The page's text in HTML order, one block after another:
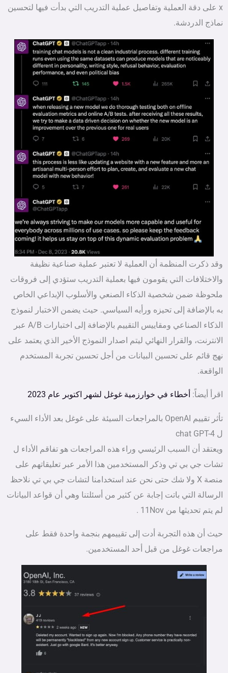
x على دقة العملية وتفاصيل عملية التدريب التي بدأت فيها لتحسين
نماذج الدردشة.
وقد ذكرت المنظمة أن العملية لا تعتبر عملية صناعية نظيفة
والاختلافات التي يقومون فيها بعملية التدريب ستؤدي إلى فروقات
ملحوظة ضمن شخصية الذكاء الصنعي والأسلوب الإبداعي الخاص
به بالإضافة إلى تحيزه ورأيه السياسي. حيث يضمن الاختبار لنموذج
الذكاء الصناعي ومقاييس التقييم بالإضافة إلى اختبارات A/B عبر
الانترنت، والقرار النهائي ليتم اصدار النموذج الأخير الذي يعتمد على
نهج قائم على تحسين البيانات من أجل تحسين تجربة المستخدم
الواقعة.
اقرأ أيضاً: أخطاء في خوارزمية غوغل لشهر اكتوبر عام 2023
تأثر تقييم OpenAI بالمراجعات السيئة على غوغل بعد الأداء السيء
ل chat GPT-4
ويعتقد أن السبب الرئيسي وراء هذه المراجعات هو تفاقم الأداء ل
تشات جي بي تي وذكر المستخدمين هذا الأمر عبر تعليقاتهم على
منصة X ولا شك حتى نحن عند استخدامنا لتشات جي بي تي نلاحظ
الرسالة التي باتت إجابة عن كثير من أسئلتنا وهي أن قواعد البيانات
لم يتم تحديثها من 11Nov .
حيث أن هذه التجربة أدت إلى تقييمهم بنجمة واحدة فقط على
مراجعات غوغل من قبل أحد المستخدمين.